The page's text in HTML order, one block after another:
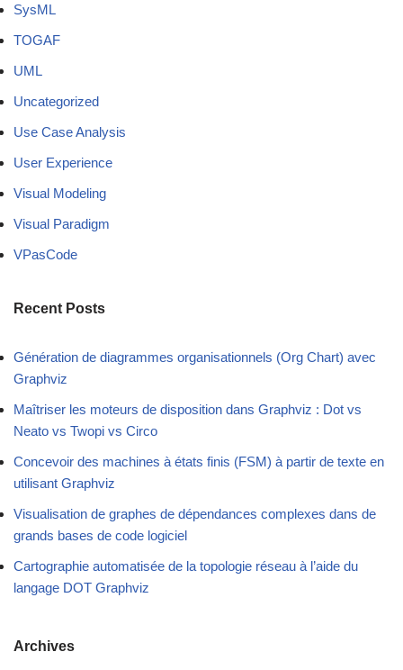
SysML
TOGAF
UML
Uncategorized
Use Case Analysis
User Experience
Visual Modeling
Visual Paradigm
VPasCode
Recent Posts
Génération de diagrammes organisationnels (Org Chart) avec
Graphviz
Maîtriser les moteurs de disposition dans Graphviz : Dot vs
Neato vs Twopi vs Circo
Concevoir des machines à états finis (FSM) à partir de texte en
utilisant Graphviz
Visualisation de graphes de dépendances complexes dans de
grands bases de code logiciel
Cartographie automatisée de la topologie réseau à l’aide du
langage DOT Graphviz
Archives